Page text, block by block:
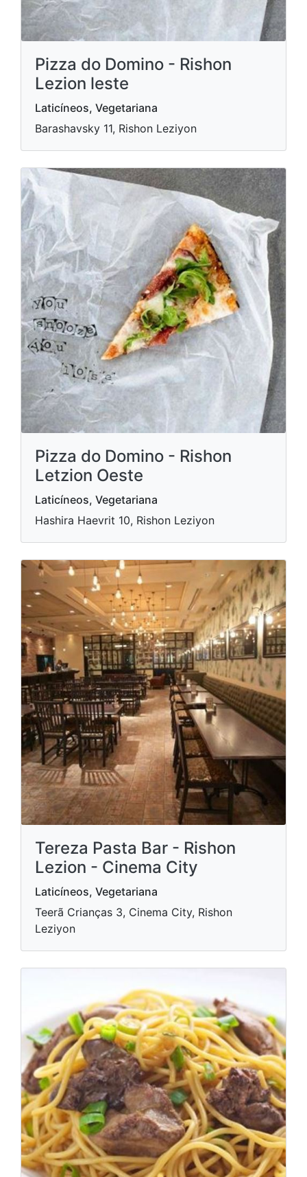
Pizza do Domino - Rishon
Lezion leste
Laticíneos, Vegetariana
Barashavsky 11, Rishon Leziyon
Pizza do Domino - Rishon
Letzion Oeste
Laticíneos, Vegetariana
Hashira Haevrit 10, Rishon Leziyon
Tereza Pasta Bar - Rishon
Lezion - Cinema City
Laticíneos, Vegetariana
Teerã Crianças 3, Cinema City, Rishon
Leziyon